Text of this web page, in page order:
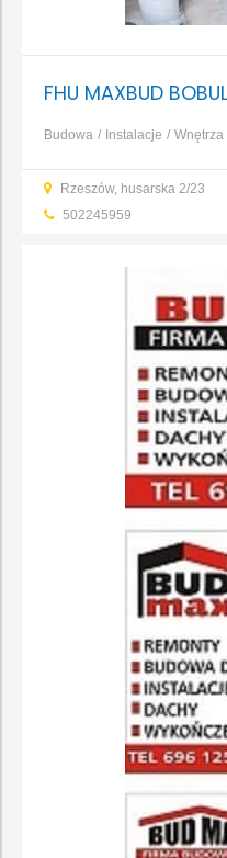
FHU MAXBUD
Budowa Instalacje Wnętrza
izolacja, ocieplenie
Rzeszów, husarska 2/23
502245959